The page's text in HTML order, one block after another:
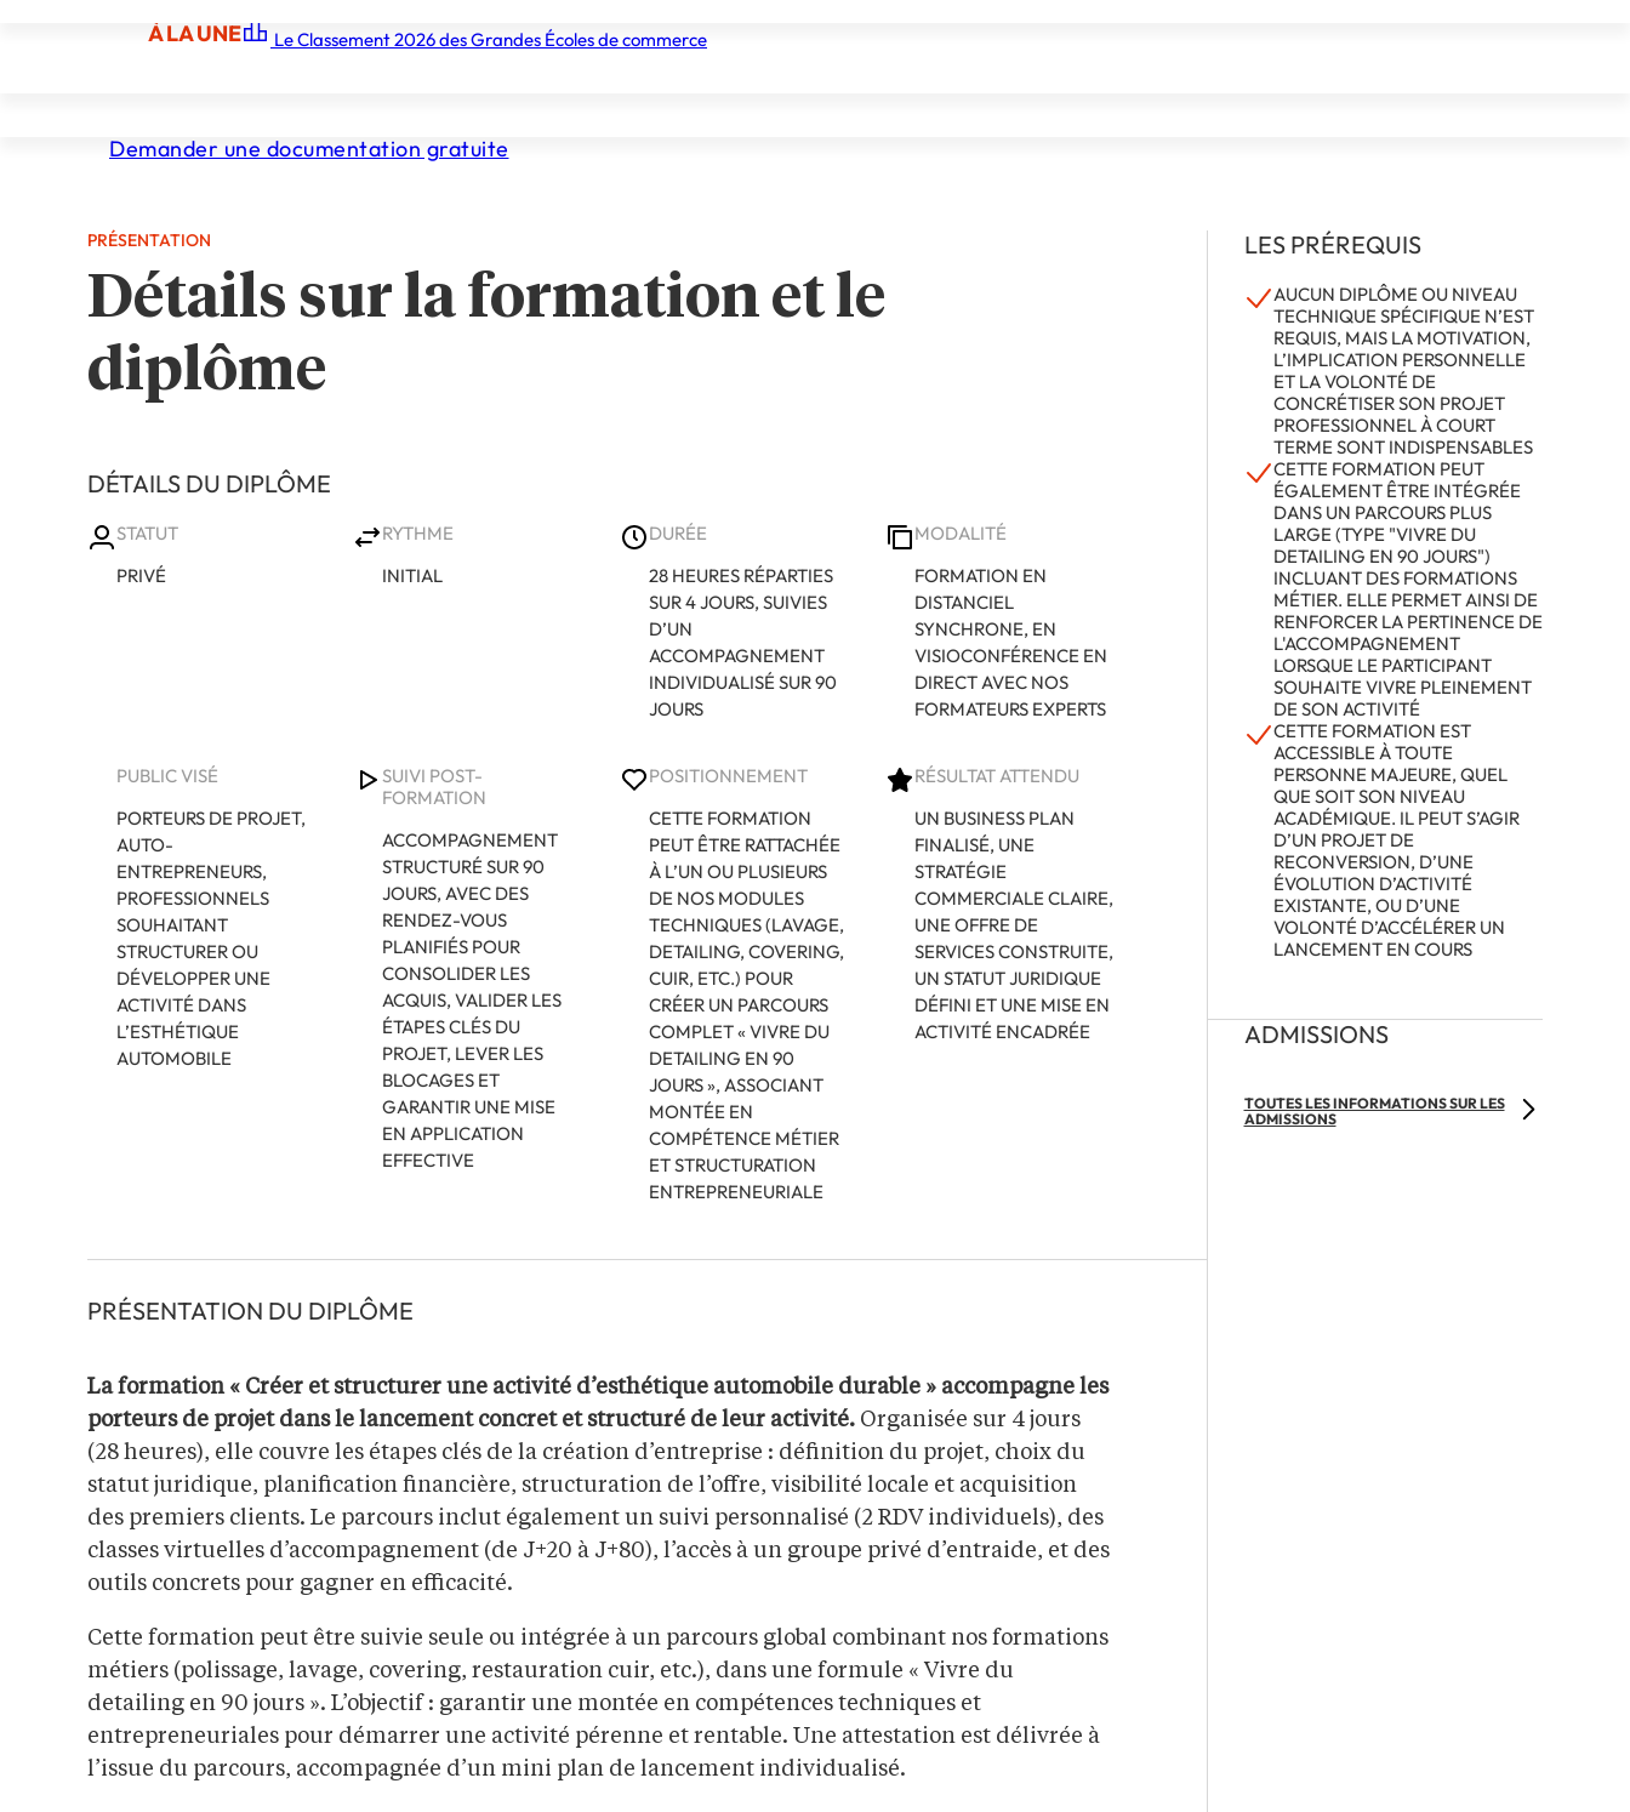
À LA UNE Le Classement 2026 des Grandes Écoles de commerce
d’esthétique automobile durable
Demander une documentation gratuite
PRÉSENTATION
Détails sur la formation et le
diplôme
DÉTAILS DU DIPLÔME
STATUT
PRIVÉ
RYTHME
INITIAL
DURÉE
28 HEURES RÉPARTIES
SUR 4 JOURS, SUIVIES
D’UN
ACCOMPAGNEMENT
INDIVIDUALISÉ SUR 90
JOURS
MODALITÉ
FORMATION EN
DISTANCIEL
SYNCHRONE, EN
VISIOCONFÉRENCE EN
DIRECT AVEC NOS
FORMATEURS EXPERTS
PUBLIC VISÉ
PORTEURS DE PROJET,
AUTO-
ENTREPRENEURS,
PROFESSIONNELS
SOUHAITANT
STRUCTURER OU
DÉVELOPPER UNE
ACTIVITÉ DANS
L’ESTHÉTIQUE
AUTOMOBILE
SUIVI POST-
FORMATION
ACCOMPAGNEMENT
STRUCTURÉ SUR 90
JOURS, AVEC DES
RENDEZ-VOUS
PLANIFIÉS POUR
CONSOLIDER LES
ACQUIS, VALIDER LES
ÉTAPES CLÉS DU
PROJET, LEVER LES
BLOCAGES ET
GARANTIR UNE MISE
EN APPLICATION
EFFECTIVE
POSITIONNEMENT
CETTE FORMATION
PEUT ÊTRE RATTACHÉE
À L’UN OU PLUSIEURS
DE NOS MODULES
TECHNIQUES (LAVAGE,
DETAILING, COVERING,
CUIR, ETC.) POUR
CRÉER UN PARCOURS
COMPLET « VIVRE DU
DETAILING EN 90
JOURS », ASSOCIANT
MONTÉE EN
COMPÉTENCE MÉTIER
ET STRUCTURATION
ENTREPRENEURIALE
RÉSULTAT ATTENDU
UN BUSINESS PLAN
FINALISÉ, UNE
STRATÉGIE
COMMERCIALE CLAIRE,
UNE OFFRE DE
SERVICES CONSTRUITE,
UN STATUT JURIDIQUE
DÉFINI ET UNE MISE EN
ACTIVITÉ ENCADRÉE
PRÉSENTATION DU DIPLÔME
La formation « Créer et structurer une activité d’esthétique automobile durable » accompagne les
porteurs de projet dans le lancement concret et structuré de leur activité. Organisée sur 4 jours
(28 heures), elle couvre les étapes clés de la création d’entreprise : définition du projet, choix du
statut juridique, planification financière, structuration de l’offre, visibilité locale et acquisition
des premiers clients. Le parcours inclut également un suivi personnalisé (2 RDV individuels), des
classes virtuelles d’accompagnement (de J+20 à J+80), l’accès à un groupe privé d’entraide, et des
outils concrets pour gagner en efficacité.
Cette formation peut être suivie seule ou intégrée à un parcours global combinant nos formations
métiers (polissage, lavage, covering, restauration cuir, etc.), dans une formule « Vivre du
detailing en 90 jours ». L’objectif : garantir une montée en compétences techniques et
entrepreneuriales pour démarrer une activité pérenne et rentable. Une attestation est délivrée à
l’issue du parcours, accompagnée d’un mini plan de lancement individualisé.
LES PRÉREQUIS
AUCUN DIPLÔME OU NIVEAU
TECHNIQUE SPÉCIFIQUE N’EST
REQUIS, MAIS LA MOTIVATION,
L’IMPLICATION PERSONNELLE
ET LA VOLONTÉ DE
CONCRÉTISER SON PROJET
PROFESSIONNEL À COURT
TERME SONT INDISPENSABLES
CETTE FORMATION PEUT
ÉGALEMENT ÊTRE INTÉGRÉE
DANS UN PARCOURS PLUS
LARGE (TYPE "VIVRE DU
DETAILING EN 90 JOURS")
INCLUANT DES FORMATIONS
MÉTIER. ELLE PERMET AINSI DE
RENFORCER LA PERTINENCE DE
L'ACCOMPAGNEMENT
LORSQUE LE PARTICIPANT
SOUHAITE VIVRE PLEINEMENT
DE SON ACTIVITÉ
CETTE FORMATION EST
ACCESSIBLE À TOUTE
PERSONNE MAJEURE, QUEL
QUE SOIT SON NIVEAU
ACADÉMIQUE. IL PEUT S’AGIR
D’UN PROJET DE
RECONVERSION, D’UNE
ÉVOLUTION D’ACTIVITÉ
EXISTANTE, OU D’UNE
VOLONTÉ D’ACCÉLÉRER UN
LANCEMENT EN COURS
ADMISSIONS
TOUTES LES INFORMATIONS SUR LES
ADMISSIONS